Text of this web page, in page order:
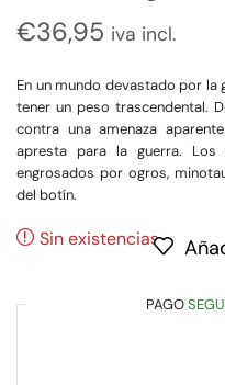
€36,95 iva incl.
En un mundo devastado por
tener un peso trascendental.
contra una amenaza
apresta para la guerra. Los
engrosados por ogros,
del botín.
Sin existencias
PAGO